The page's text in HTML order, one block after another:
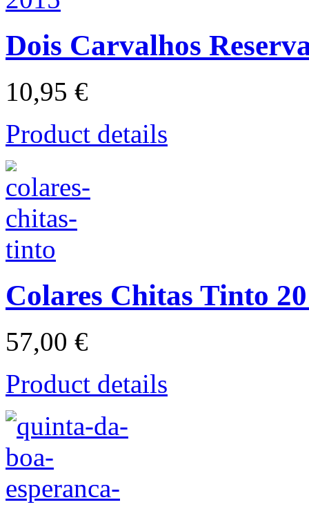
Dois Carvalhos
10,95 €
Product details
Colares Chitas Tinto
57,00 €
Product details